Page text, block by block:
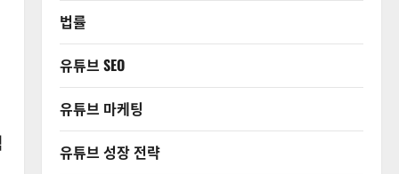
법률
유튜브 SEO
유튜브 마케팅
유튜브 성장 전략